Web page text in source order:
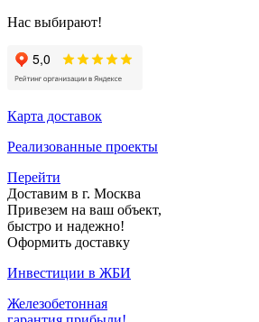
Нас выбирают!
Карта доставок
Реализованные проекты
Перейти
Доставим в г. Москва
Привезем на ваш объект,
быстро и надежно!
Оформить доставку
Инвестиции в ЖБИ
Железобетонная